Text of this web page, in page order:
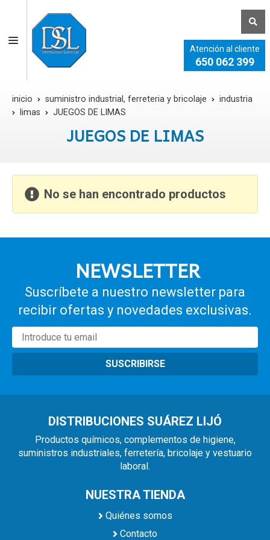
Atención al cliente
650 062 399
inicio suministro industrial, ferreteria y bricolaje
industria
limas
JUEGOS DE LIMAS
JUEGOS DE LIMAS
No se han encontrado productos
NEWSLETTER
Suscríbete a nuestro newsletter para
recibir ofertas y novedades exclusivas.
SUSCRIBIRSE
DISTRIBUCIONES SUÁREZ LIJÓ
Productos químicos, complementos de higiene,
suministros industriales, ferretería, bricolaje y vestuario
laboral.
NUESTRA TIENDA
Quiénes somos
Contacto